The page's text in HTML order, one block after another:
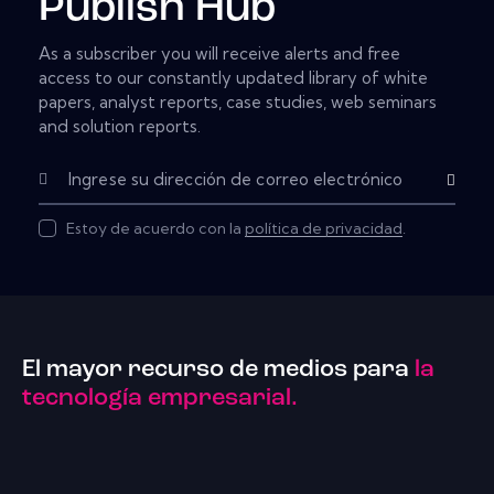
Publish Hub
As a subscriber you will receive alerts and free
access to our constantly updated library of white
papers, analyst reports, case studies, web seminars
and solution reports.
Subscribe
Estoy de acuerdo con la política de privacidad.
El mayor recurso de medios para la
tecnología empresarial.